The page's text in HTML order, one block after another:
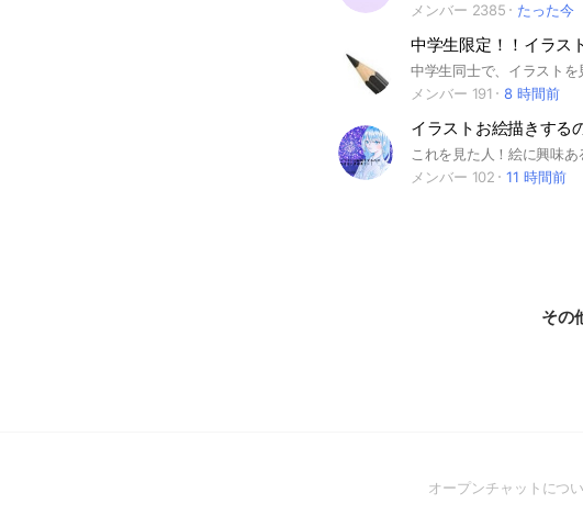
メンバー 2385
たった今
メンバー 191
8 時間前
メンバー 102
11 時間前
その
オープンチャットにつ